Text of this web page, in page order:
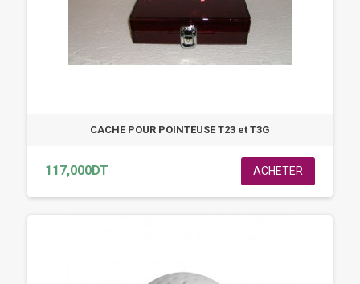
CACHE POUR POINTEUSE T23 et T3G
117,000DT ACHETER